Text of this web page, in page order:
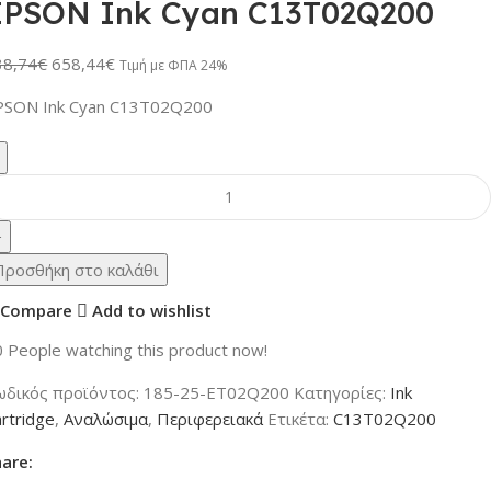
Ink Cyan C13T02Q200
€ 658,44€ Τιμή με ΦΠΑ 24%
Ink Cyan C13T02Q200
στο καλάθι
Compare
Add to wishlist
People watching this product now!
προϊόντος: 185-25-ET02Q200 Κατηγορίες: Ink
, Αναλώσιμα, Περιφερειακά Ετικέτα: C13T02Q200